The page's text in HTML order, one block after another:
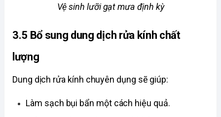
Vệ sinh lưỡi gạt mưa định kỳ
3.5 Bổ sung dung dịch rửa kính chất
lượng
Dung dịch rửa kính chuyên dụng sẽ giúp:
Làm sạch bụi bẩn một cách hiệu quả.